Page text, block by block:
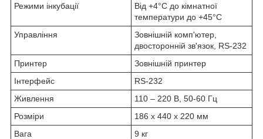
Режими інкубації
Від +4°С до кімнатної
температури до +45°С
Управління
Зовнішній комп'ютер,
двосторонній зв'язок, RS-232
Принтер
Зовнішній принтер
Інтерфейс
RS-232
Живлення
110 – 220 В, 50-60 Гц
Розміри
186 х 440 х 220 мм
Вага
9 кг